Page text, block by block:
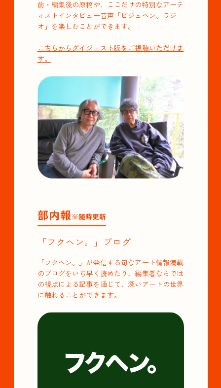
前・編集後の原稿や、ここだけの特別なアーテ
ィストインタビュー音声「ビジュヘン。ラジ
オ」を楽しむことができます。
こちらからダイジェスト版をご視聴いただけま
す。
部内報※随時更新
「フクヘン。」ブログ
「フクヘン。」が発信する旬なアート情報満載
のブログをいち早く読めたり、編集者ならでは
の視点による記事を通じて、深いアートの世界
に触れることができます。